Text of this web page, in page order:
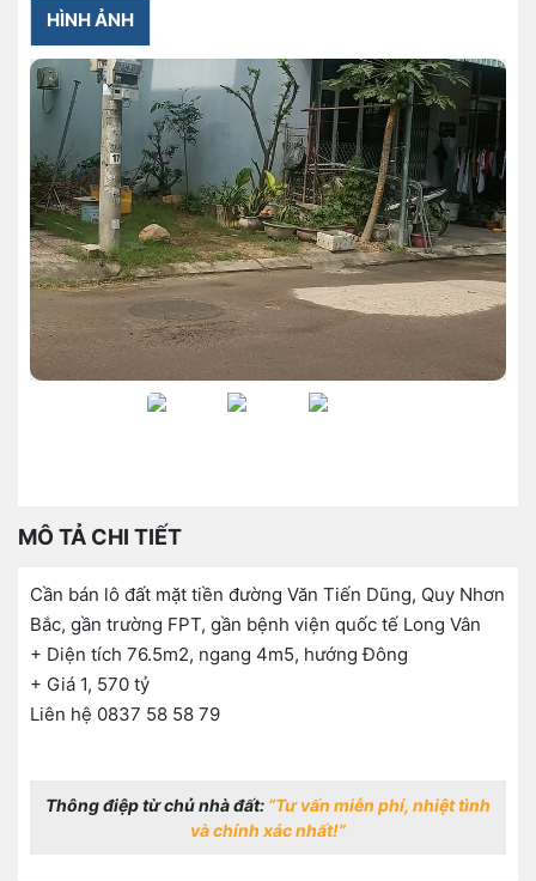
HÌNH ẢNH
MÔ TẢ CHI TIẾT
Cần bán lô đất mặt tiền đường Văn Tiến Dũng, Quy Nhơn
Bắc, gần trường FPT, gần bệnh viện quốc tế Long Vân
+ Diện tích 76.5m2, ngang 4m5, hướng Đông
+ Giá 1, 570 tỷ
Liên hệ 0837 58 58 79
Thông điệp từ chủ nhà đất: “Tư vấn miễn phí, nhiệt tình
và chính xác nhất!”